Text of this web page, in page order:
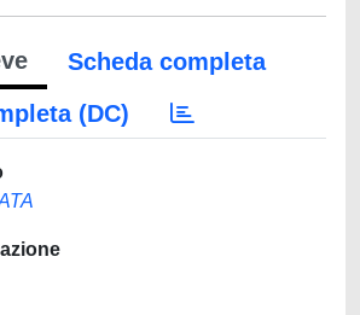
Scheda completa
(DC)